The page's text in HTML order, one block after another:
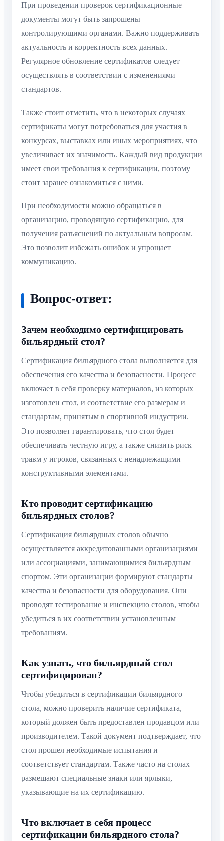
При проведении проверок сертификационные
документы могут быть запрошены
контролирующими органами. Важно поддерживать
актуальность и корректность всех данных.
Регулярное обновление сертификатов следует
осуществлять в соответствии с изменениями
стандартов.
Также стоит отметить, что в некоторых случаях
сертификаты могут потребоваться для участия в
конкурсах, выставках или иных мероприятиях, что
увеличивает их значимость. Каждый вид продукции
имеет свои требования к сертификации, поэтому
стоит заранее ознакомиться с ними.
При необходимости можно обращаться в
организацию, проводящую сертификацию, для
получения разъяснений по актуальным вопросам.
Это позволит избежать ошибок и упрощает
коммуникацию.
Вопрос-ответ:
Зачем необходимо сертифицировать
бильярдный стол?
Сертификация бильярдного стола выполняется для
обеспечения его качества и безопасности. Процесс
включает в себя проверку материалов, из которых
изготовлен стол, и соответствие его размерам и
стандартам, принятым в спортивной индустрии.
Это позволяет гарантировать, что стол будет
обеспечивать честную игру, а также снизить риск
травм у игроков, связанных с ненадлежащими
конструктивными элементами.
Кто проводит сертификацию
бильярдных столов?
Сертификация бильярдных столов обычно
осуществляется аккредитованными организациями
или ассоциациями, занимающимися бильярдным
спортом. Эти организации формируют стандарты
качества и безопасности для оборудования. Они
проводят тестирование и инспекцию столов, чтобы
убедиться в их соответствии установленным
требованиям.
Как узнать, что бильярдный стол
сертифицирован?
Чтобы убедиться в сертификации бильярдного
стола, можно проверить наличие сертификата,
который должен быть предоставлен продавцом или
производителем. Такой документ подтверждает, что
стол прошел необходимые испытания и
соответствует стандартам. Также часто на столах
размещают специальные знаки или ярлыки,
указывающие на их сертификацию.
Что включает в себя процесс
сертификации бильярдного стола?